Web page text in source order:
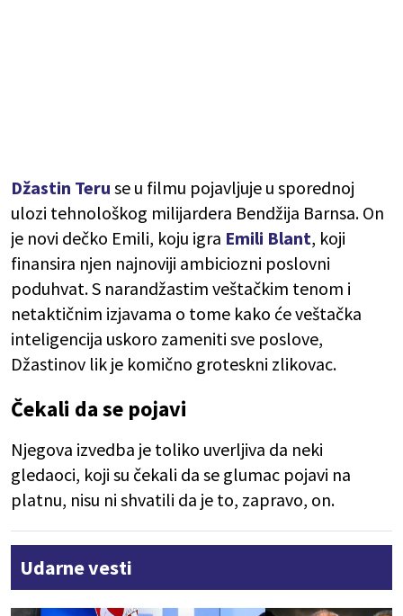
Džastin Teru se u filmu pojavljuje u sporednoj
ulozi tehnološkog milijardera Bendžija Barnsa. On
je novi dečko Emili, koju igra Emili Blant, koji
finansira njen najnoviji ambiciozni poslovni
poduhvat. S narandžastim veštačkim tenom i
netaktičnim izjavama o tome kako će veštačka
inteligencija uskoro zameniti sve poslove,
Džastinov lik je komično groteskni zlikovac.
Čekali da se pojavi
Njegova izvedba je toliko uverljiva da neki
gledaoci, koji su čekali da se glumac pojavi na
platnu, nisu ni shvatili da je to, zapravo, on.
Udarne vesti